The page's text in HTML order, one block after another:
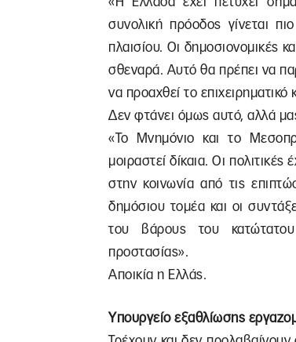
συνολική πρόοδος γίνεται
πλαισίου. Οι δημοσιονομικές
σθεναρά. Αυτό θα πρέπει να
να προαχθεί το επιχειρηματικό
Δεν φτάνει όμως αυτό, αλλά
«Το Μνημόνιο και το
μοιραστεί δίκαια. Οι
στην κοινωνία από τις
δημόσιου τομέα και οι
του βάρους του
προστασίας».
Αποικία η Ελλάς.
Υπουργείο εξαθλίωσης